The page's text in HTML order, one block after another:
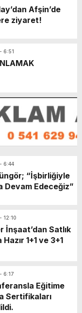
Afşin’de
ziyaret!
6:51
6:44
“İşbirliğiyle
Devam Edeceğiz”
12:10
İnşaat’dan Satlık
1+1 ve 3+1
6:17
Eğitime
Sertifikaları